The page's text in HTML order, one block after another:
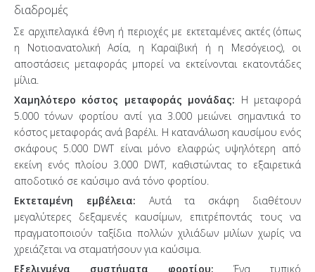
διαδρομές
Σε αρχιπελαγικά έθνη ή περιοχές με εκτεταμένες ακτές (όπως
η Νοτιοανατολική Ασία, η Καραϊβική ή η Μεσόγειος), οι
αποστάσεις μεταφοράς μπορεί να εκτείνονται εκατοντάδες
μίλια.
Χαμηλότερο κόστος μεταφοράς μονάδας: Η μεταφορά
5.000 τόνων φορτίου αντί για 3.000 μειώνει σημαντικά το
κόστος μεταφοράς ανά βαρέλι. Η κατανάλωση καυσίμου ενός
σκάφους 5.000 DWT είναι μόνο ελαφρώς υψηλότερη από
εκείνη ενός πλοίου 3.000 DWT, καθιστώντας το εξαιρετικά
αποδοτικό σε καύσιμο ανά τόνο φορτίου.
Εκτεταμένη εμβέλεια: Αυτά τα σκάφη διαθέτουν
μεγαλύτερες δεξαμενές καυσίμων, επιτρέποντάς τους να
πραγματοποιούν ταξίδια πολλών χιλιάδων μιλίων χωρίς να
χρειάζεται να σταματήσουν για καύσιμα.
Εξελιγμένα συστήματα φορτίου: Ένα τυπικό